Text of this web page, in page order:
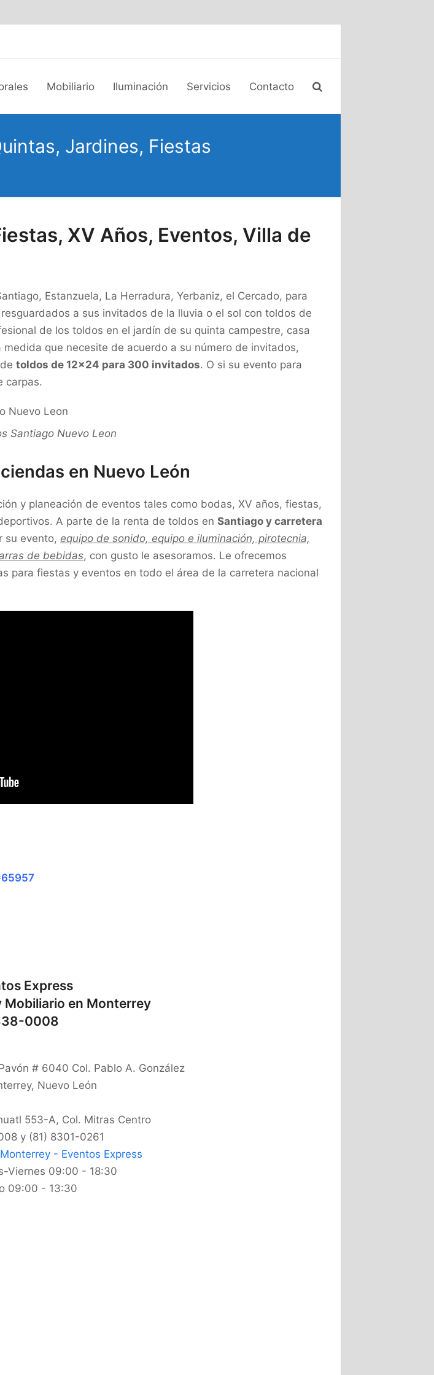
Mobiliario Iluminación Servicios Contacto
Jardines, Fiestas
XV Años, Eventos, Villa de
Estanzuela, La Herradura, Yerbaniz, el Cercado, para
a sus invitados de la lluvia o el sol con toldos de
de los toldos en el jardín de su quinta campestre, casa
que necesite de acuerdo a su número de invitados,
toldos de 12×24 para 300 invitados. O si su evento para
carpas.
Santiago Nuevo Leon
en Nuevo León
y planeación de eventos tales como bodas, XV años, fiestas,
A parte de la renta de toldos en Santiago y carretera
su evento, equipo de sonido, equipo e iluminación, pirotecnia,
de bebidas, con gusto le asesoramos. Le ofrecemos
para fiestas y eventos en todo el área de la carretera nacional
Express
Mobiliario en Monterrey
0008
# 6040 Col. Pablo A. González
, Nuevo León
553-A, Col. Mitras Centro
y (81) 8301-0261
- Eventos Express
Viernes 09:00 - 18:30
09:00 - 13:30